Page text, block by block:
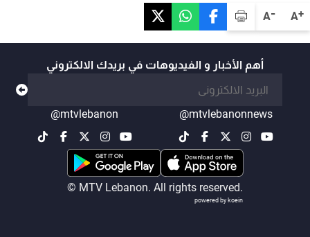
A+
A-
أهم الأخبار و الفيديوهات في بريدك الالكتروني
@mtvlebanonnews
@mtvlebanon
© MTV Lebanon. All rights reserved.
powered by koein